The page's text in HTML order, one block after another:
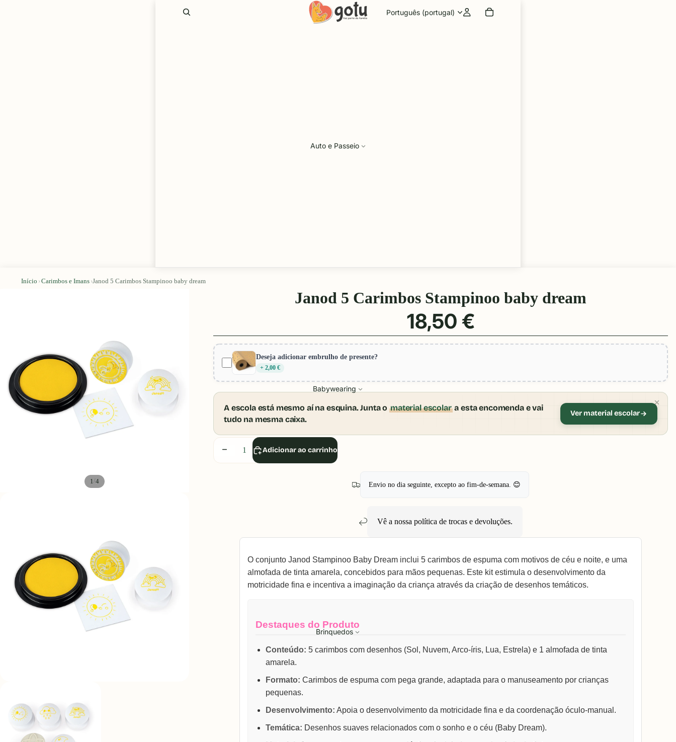
Idioma
Auto e Passeio
Babywearing
Brinquedos
Início ›Carimbos e Imans ›Janod 5 Carimbos Stampinoo baby dream
1/4
Janod 5 Carimbos Stampinoo baby dream
18,50 €
Deseja adicionar embrulho de presente?
+ 2,00 €
Diminuir
quantidade
Aumentar
A escola está mesmo aí na esquina. Junta omaterial escolara esta encomenda e vai
tudo na mesma caixa.
Ver material escolar
Adicionar ao carrinho
Envio no dia seguinte, excepto ao fim-de-semana. 😊
Vê a nossa política de trocas e devoluções.
O conjunto Janod Stampinoo Baby Dream inclui 5 carimbos de espuma com motivos de céu e noite, e uma
almofada de tinta amarela, concebidos para mãos pequenas. Este kit estimula o desenvolvimento da
motricidade fina e incentiva a imaginação da criança através da criação de desenhos temáticos.
Destaques do Produto
Conteúdo: 5 carimbos com desenhos (Sol, Nuvem, Arco-íris, Lua, Estrela) e 1 almofada de tinta
amarela.
Formato: Carimbos de espuma com pega grande, adaptada para o manuseamento por crianças
pequenas.
Desenvolvimento: Apoia o desenvolvimento da motricidade fina e da coordenação óculo-manual.
Temática: Desenhos suaves relacionados com o sonho e o céu (Baby Dream).